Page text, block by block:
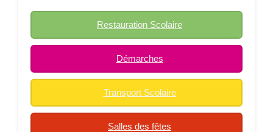
Restauration Scolaire
Démarches
Transport Scolaire
Salles des fêtes